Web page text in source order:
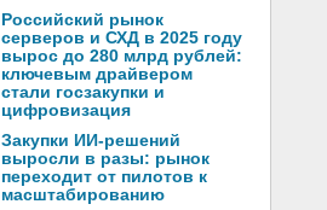
Российский рынок
серверов и СХД в 2025 году
вырос до 280 млрд рублей:
ключевым драйвером
стали госзакупки и
цифровизация
Закупки ИИ-решений
выросли в разы: рынок
переходит от пилотов к
масштабированию